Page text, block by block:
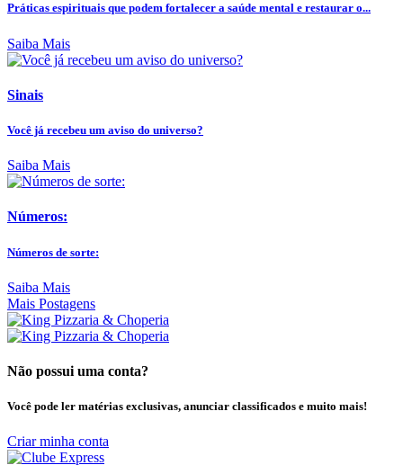
Práticas espirituais que podem fortalecer a saúde mental e restaurar o...
Saiba Mais
Sinais
Você já recebeu um aviso do universo?
Saiba Mais
Números:
Números de sorte:
Saiba Mais
Mais Postagens
Não possui uma conta?
Você pode ler matérias exclusivas, anunciar classificados e muito mais!
Criar minha conta